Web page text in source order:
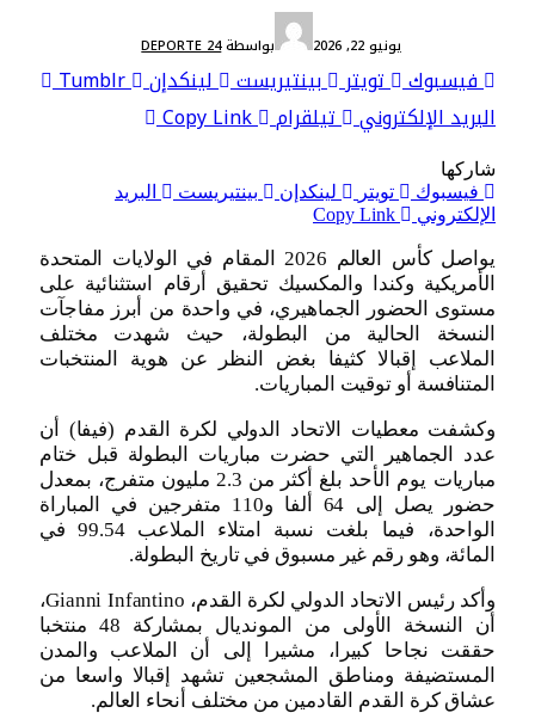
يونيو 22, 2026 بواسطةDEPORTE 24
فيسبوك تويتر بينتيريست لينكدإن
Tumblr
البريد الإلكتروني
تيلقرام Copy Link
شاركها
فيسبوك
تويتر لينكدإن بينتيريست
البريد
الإلكتروني
Copy Link
يواصل كأس العالم 2026 المقام في الولايات المتحدة
الأمريكية وكندا والمكسيك تحقيق أرقام استثنائية على
مستوى الحضور الجماهيري، في واحدة من أبرز مفاجآت
النسخة الحالية من البطولة، حيث شهدت مختلف
الملاعب إقبالا كثيفا بغض النظر عن هوية المنتخبات
المتنافسة أو توقيت المباريات.
وكشفت معطيات الاتحاد الدولي لكرة القدم (فيفا) أن
عدد الجماهير التي حضرت مباريات البطولة قبل ختام
مباريات يوم الأحد بلغ أكثر من 2.3 مليون متفرج، بمعدل
حضور يصل إلى 64 ألفا و110 متفرجين في المباراة
الواحدة، فيما بلغت نسبة امتلاء الملاعب 99.54 في
المائة، وهو رقم غير مسبوق في تاريخ البطولة.
وأكد رئيس الاتحاد الدولي لكرة القدم، Gianni Infantino،
أن النسخة الأولى من المونديال بمشاركة 48 منتخبا
حققت نجاحا كبيرا، مشيرا إلى أن الملاعب والمدن
المستضيفة ومناطق المشجعين تشهد إقبالا واسعا من
عشاق كرة القدم القادمين من مختلف أنحاء العالم.